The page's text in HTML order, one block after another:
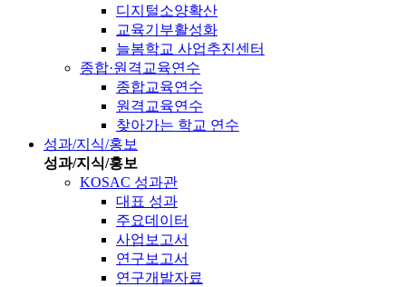
디지털소양확산
교육기부활성화
늘봄학교 사업추진센터
종합·원격교육연수
종합교육연수
원격교육연수
찾아가는 학교 연수
성과/지식/홍보
성과/지식/홍보
KOSAC 성과관
대표 성과
주요데이터
사업보고서
연구보고서
연구개발자료